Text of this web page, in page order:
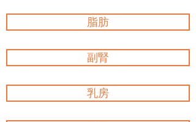
脂肪
副腎
乳房